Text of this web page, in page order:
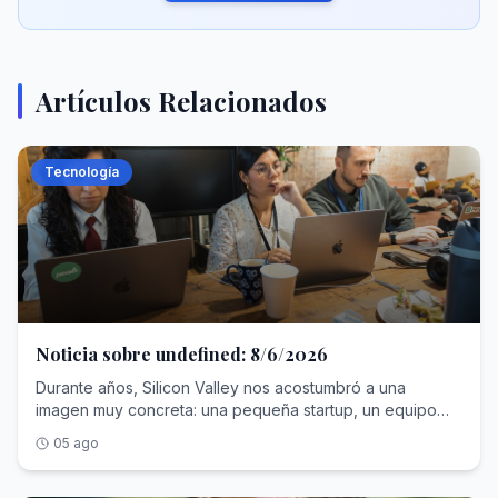
Artículos Relacionados
Tecnología
Noticia sobre undefined: 8/6/2026
Durante años, Silicon Valley nos acostumbró a una
imagen muy concreta: una pequeña startup, un equipo
el mundo desde una oficina improvisada. Es una idea
poderosa porque encaja muy bien con la mitología
05 ago